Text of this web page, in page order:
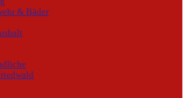
& Bäder